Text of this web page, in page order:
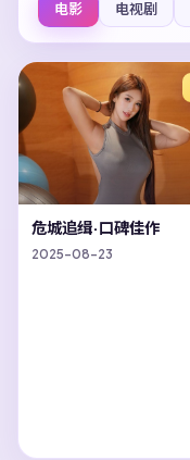
电影 电视剧
危城追缉·口碑佳作
2025-08-23